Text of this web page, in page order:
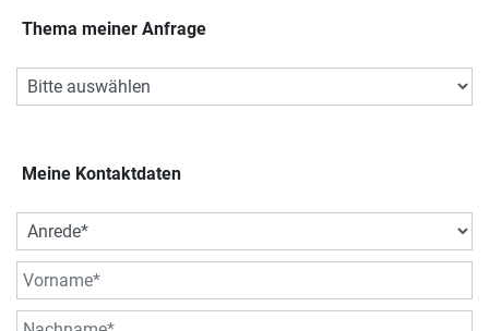
Thema meiner Anfrage
Meine Kontaktdaten